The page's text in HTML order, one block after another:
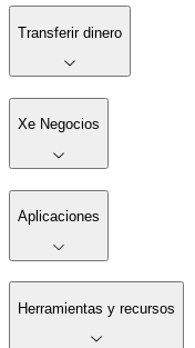
Transferir dinero
Xe Negocios
Aplicaciones
Herramientas y recursos